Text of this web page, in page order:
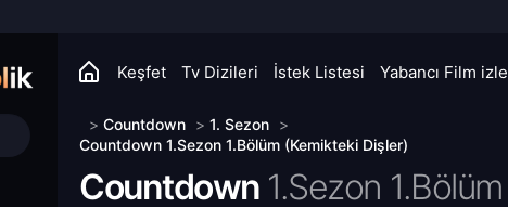
Keşfet Tv Dizileri İstek Listesi Yabancı Film izle
> Countdown > 1. Sezon >
Countdown 1.Sezon 1.Bölüm (Kemikteki Dişler)
Countdown 1.Sezon 1.Bölüm